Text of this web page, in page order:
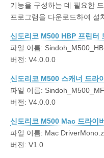
기능을 구성하는 데 필요한
프로그램을 다운로드하여 설
신도리코 M500 HBP 프린터
파일 이름:
버전: V4.0.0.0
신도리코 M500 스캐너 드라
파일 이름:
버전: V4.0.0.0
신도리코 M500 Mac 드라이버
파일 이름: Mac
버전: V1.0